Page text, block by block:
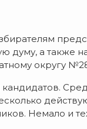
думу, а также
округу
Немало и